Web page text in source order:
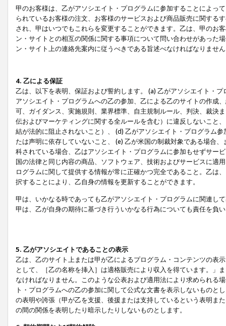
甲のお客様は、乙がアソシエイト・プログラムに参加することによっ
られているお客様の注文、お客様のサービスおよび商品販売に関する
され、甲はいつでもこれらを変更することができます。乙は、甲のお
ン・サイトとの相互の関係に関する事項について問い合わせがあった
ン・サイト上の連絡先案内に従うべきである旨述べなければなりませ
4. 乙による保証
乙は、以下を表明、保証および誓約します。 (a) 乙がアソシエイト・
アソシエイト・プログラムへの乙の参加、乙による乙のサイトの作成
可、ガイダンス、実施規則、業界標準、自主規制ルール、判決、裁決
伝およびマーケティングに関する全ルールを含む）に違反しないこと
結が法的に阻止されないこと）、 (d) 乙がアソシエイト・プログラム
たは声明に依存していないこと、 (e) 乙が米国の制裁対象である場合
科されている場合、乙はアソシエイト・プログラムに参加もせずサー
国の法律と同じ内容の商品、ソフトウェア、技術およびサービスに適
ログラムに関して提供する情報が常に正確かつ完全であること。乙は
択することにより、乙自身の情報を更新することができます。
甲は、いかなる時であっても乙がアソシエイト・プログラムに関連し
甲は、乙が自身の期待に基づき行ういかなる行為についても責任を負
5. 乙がアソシエイトであることの表示
乙は、乙のサイト上または甲が乙によるプログラム・コンテンツの表
として、［乙の名称を挿入］は適格販売により収入を得ています。」
なければなりません。このような公表および適用法により求められる
ト・プログラムへの乙の参加に関して公式な文書を表示しないもの
の表明や誇張（甲が乙を支援、後援または支持しているという表明ま
の間の関係を表明したり暗示したりしないものとします。